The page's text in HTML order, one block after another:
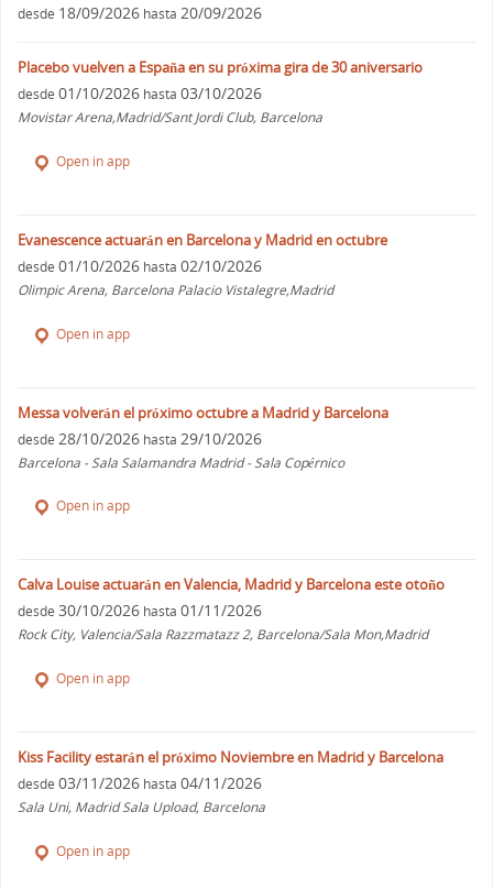
desde 18/09/2026 hasta 20/09/2026
Placebo vuelven a España en su próxima gira de 30 aniversario
desde 01/10/2026 hasta 03/10/2026
Movistar Arena,Madrid/Sant Jordi Club, Barcelona
Open in app
Evanescence actuarán en Barcelona y Madrid en octubre
desde 01/10/2026 hasta 02/10/2026
Olimpic Arena, Barcelona Palacio Vistalegre,Madrid
Open in app
Messa volverán el próximo octubre a Madrid y Barcelona
desde 28/10/2026 hasta 29/10/2026
Barcelona - Sala Salamandra Madrid - Sala Copérnico
Open in app
Calva Louise actuarán en Valencia, Madrid y Barcelona este otoño
desde 30/10/2026 hasta 01/11/2026
Rock City, Valencia/Sala Razzmatazz 2, Barcelona/Sala Mon,Madrid
Open in app
Kiss Facility estarán el próximo Noviembre en Madrid y Barcelona
desde 03/11/2026 hasta 04/11/2026
Sala Uni, Madrid Sala Upload, Barcelona
Open in app